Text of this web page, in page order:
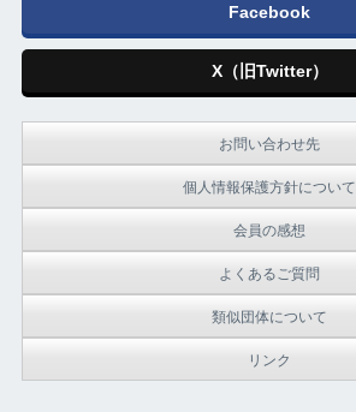
Facebook
X（旧Twitter）
お問い合わせ先
個人情報保護方針について
会員の感想
よくあるご質問
類似団体について
リンク